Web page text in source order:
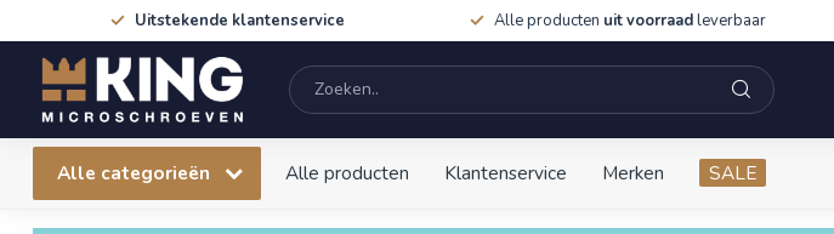
Uitstekende klantenservice Alle producten uit voorraadleverbaar
Alle categorieën Alle producten Klantenservice Merken SALE